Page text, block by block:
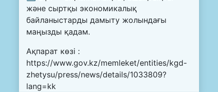
және сыртқы экономикалық
байланыстарды дамыту жолындағы
маңызды қадам.
Ақпарат көзі :
https://www.gov.kz/memleket/entities/kgd-
zhetysu/press/news/details/1033809?
lang=kk